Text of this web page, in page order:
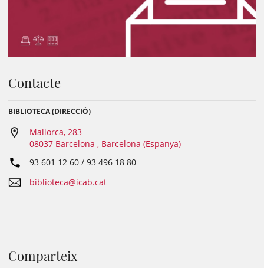
Contacte
BIBLIOTECA (DIRECCIÓ)
Mallorca, 283
08037 Barcelona , Barcelona (Espanya)
93 601 12 60 / 93 496 18 80
biblioteca@icab.cat
Comparteix